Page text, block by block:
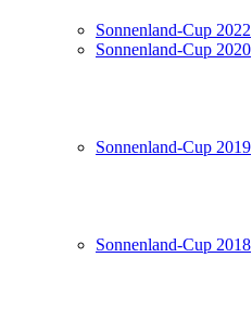
Sonnenland-Cup 2022
Sonnenland-Cup 2020
Sonnenland-Cup 2019
Sonnenland-Cup 2018